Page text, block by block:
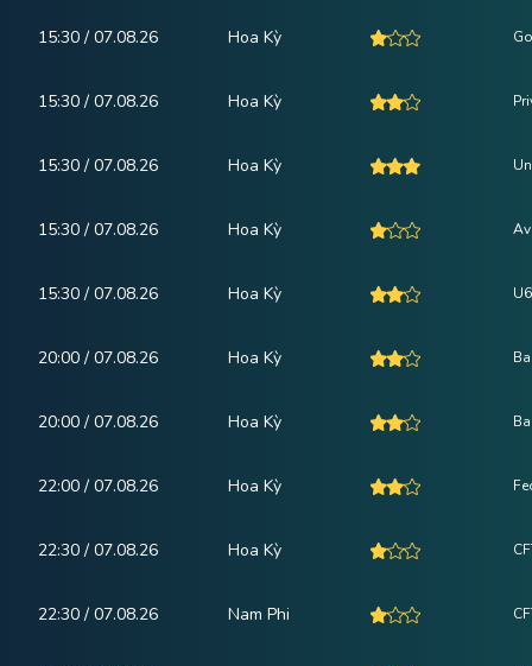
15:30 / 07.08.26 Hoa Kỳ
15:30 / 07.08.26 Hoa Kỳ
15:30 / 07.08.26 Hoa Kỳ
15:30 / 07.08.26 Hoa Kỳ
15:30 / 07.08.26 Hoa Kỳ
20:00 / 07.08.26 Hoa Kỳ
20:00 / 07.08.26 Hoa Kỳ
22:00 / 07.08.26 Hoa Kỳ
22:30 / 07.08.26 Hoa Kỳ
22:30 / 07.08.26 Nam Phi